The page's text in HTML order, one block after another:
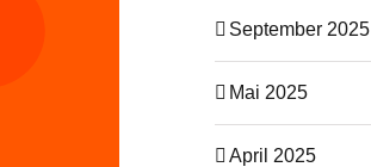
September 2025
Mai 2025
April 2025